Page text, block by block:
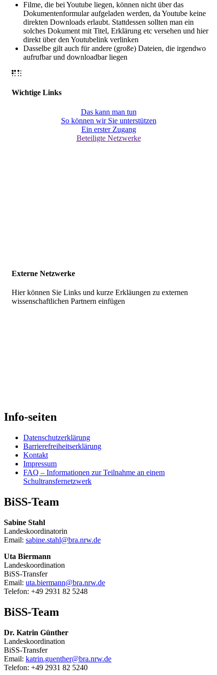
Filme, die bei Youtube liegen, können nicht über das
Dokumentenformular aufgeladen werden, da Youtube keine
direkten Downloads erlaubt. Stattdessen sollten man ein
solches Dokument mit Titel, Erklärung etc versehen und hier
direkt über den Youtubelink verlinken
Dasselbe gilt auch für andere (große) Dateien, die irgendwo
aufrufbar und downloadbar liegen
Wichtige Links
Das kann man tun
So können wir Sie unterstützen
Ein erster Zugang
Beteiligte Netzwerke
Externe Netzwerke
Hier können Sie Links und kurze Erkläungen zu externen
wissenschaftlichen Partnern einfügen
Info-seiten
Datenschutzerklärung
Barrierefreiheitserklärung
Kontakt
Impressum
FAQ – Informationen zur Teilnahme an einem
Schultransfernetzwerk
BiSS-Team
Sabine Stahl
Landeskoordinatorin
Email: sabine.stahl@bra.nrw.de
Uta Biermann
Landeskoordination
BiSS-Transfer
Email: uta.biermann@bra.nrw.de
Telefon: +49 2931 82 5248
BiSS-Team
Dr. Katrin Günther
Landeskoordination
BiSS-Transfer
Email: katrin.guenther@bra.nrw.de
Telefon: +49 2931 82 5240